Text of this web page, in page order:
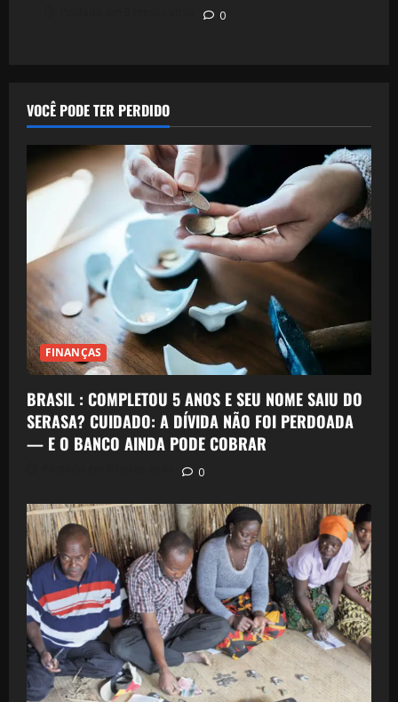
0
VOCÊ PODE TER PERDIDO
FINANÇAS
BRASIL : COMPLETOU 5 ANOS E SEU NOME SAIU DO
SERASA? CUIDADO: A DÍVIDA NÃO FOI PERDOADA
— E O BANCO AINDA PODE COBRAR
0